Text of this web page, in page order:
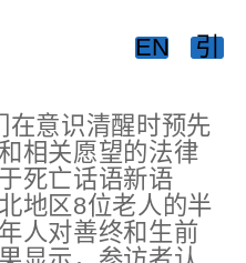
引
EN
在意识清醒时预先
相关愿望的法律
死亡话语新语
地区8位老人的半
人对善终和生前